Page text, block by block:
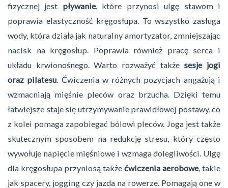
fizycznej jest pływanie, które przynosi ulgę stawom i
poprawia elastyczność kręgosłupa. To wszystko zasługa
wody, która działa jak naturalny amortyzator, zmniejszając
nacisk na kręgosłup. Poprawia również pracę serca i
układu krwionośnego. Warto rozważyć także sesje jogi
oraz pilatesu . Ćwiczenia w różnych pozycjach angażują i
wzmacniają mięśnie pleców oraz brzucha. Dzięki temu
łatwiejsze staje się utrzymywanie prawidłowej postawy, co
z kolei pomaga zapobiegać bólowi pleców. Joga jest także
skutecznym sposobem na redukcję stresu, który często
wywołuje napięcie mięśniowe i wzmaga dolegliwości. Ulgę
dla kręgosłupa przyniosą także ćwiczenia aerobowe, takie
jak spacery, jogging czy jazda na rowerze. Pomagają one w